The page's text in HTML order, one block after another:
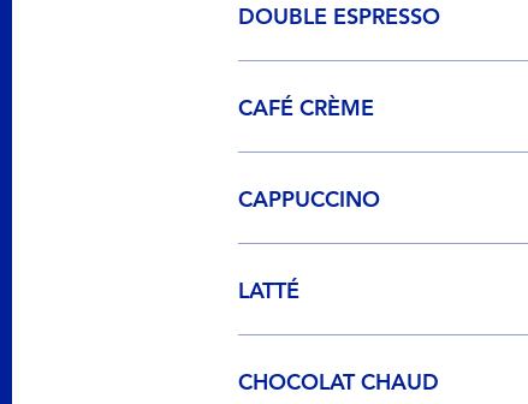
DOUBLE ESPRESSO
CAFÉ CRÈME
CAPPUCCINO
LATTÉ
CHOCOLAT CHAUD